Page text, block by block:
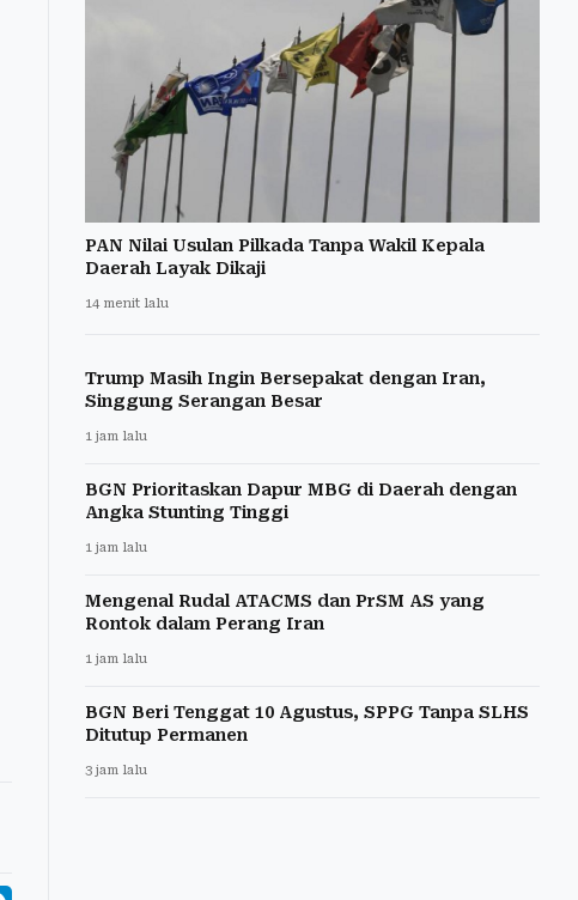
PAN Nilai Usulan Pilkada Tanpa Wakil Kepala
Daerah Layak Dikaji
14 menit lalu
Trump Masih Ingin Bersepakat dengan Iran,
Singgung Serangan Besar
1 jam lalu
BGN Prioritaskan Dapur MBG di Daerah dengan
Angka Stunting Tinggi
1 jam lalu
Mengenal Rudal ATACMS dan PrSM AS yang
Rontok dalam Perang Iran
1 jam lalu
BGN Beri Tenggat 10 Agustus, SPPG Tanpa SLHS
Ditutup Permanen
3 jam lalu